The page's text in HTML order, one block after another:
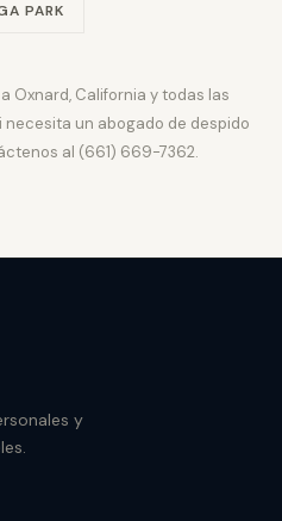
PARK
Oxnard, California y todas las
un abogado de despido
al (661) 669-7362.
y